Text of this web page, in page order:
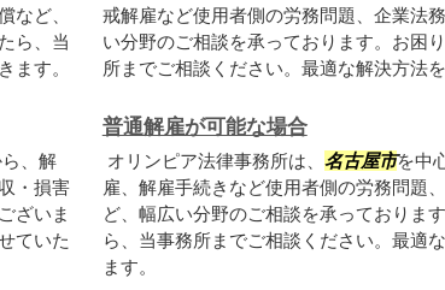
など、
ら、当
ます。
戒解雇など使用者側の労務問題、企業法
い分野のご相談を承っております。お困
所までご相談ください。最適な解決方法
、解
・損害
ざいま
ていた
普通解雇が可能な場合
オリンピア法律事務所は、 名古屋市を中
雇、解雇手続きなど使用者側の労務問題
ど、幅広い分野のご相談を承っておりま
ら、当事務所までご相談ください。最適
ます。